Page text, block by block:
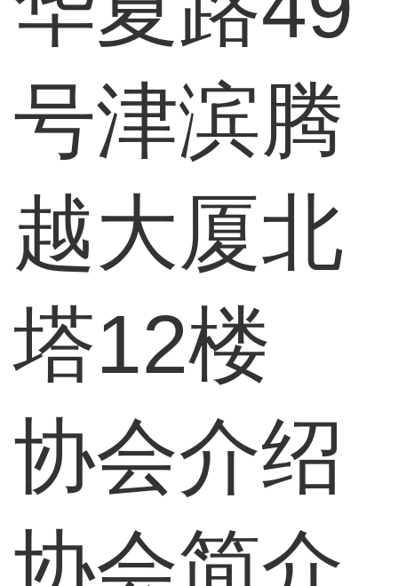
号津滨腾
越大厦北
塔12楼
协会介绍